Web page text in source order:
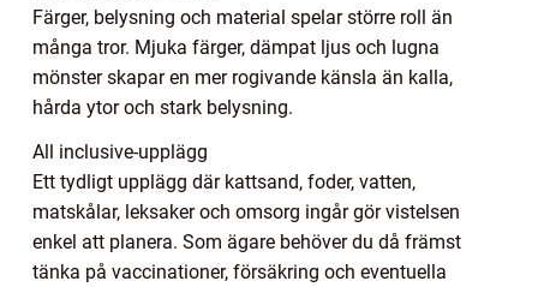
Färger, belysning och material spelar större roll än
många tror. Mjuka färger, dämpat ljus och lugna
mönster skapar en mer rogivande känsla än kalla,
hårda ytor och stark belysning.
All inclusive-upplägg
Ett tydligt upplägg där kattsand, foder, vatten,
matskålar, leksaker och omsorg ingår gör vistelsen
enkel att planera. Som ägare behöver du då främst
tänka på vaccinationer, försäkring och eventuella